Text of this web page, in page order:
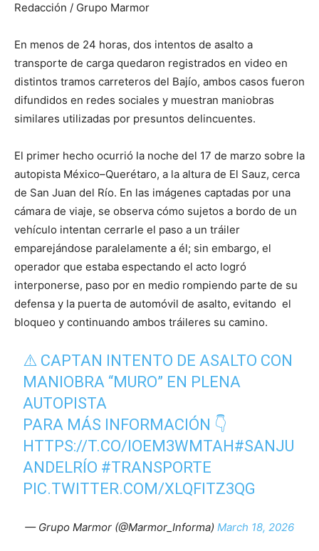
Redacción / Grupo Marmor
En menos de 24 horas, dos intentos de asalto a
transporte de carga quedaron registrados en video en
distintos tramos carreteros del Bajío, ambos casos fueron
difundidos en redes sociales y muestran maniobras
similares utilizadas por presuntos delincuentes.
El primer hecho ocurrió la noche del 17 de marzo sobre la
autopista México–Querétaro, a la altura de El Sauz, cerca
de San Juan del Río. En las imágenes captadas por una
cámara de viaje, se observa cómo sujetos a bordo de un
vehículo intentan cerrarle el paso a un tráiler
emparejándose paralelamente a él; sin embargo, el
operador que estaba espectando el acto logró
interponerse, paso por en medio rompiendo parte de su
defensa y la puerta de automóvil de asalto, evitando el
bloqueo y continuando ambos tráileres su camino.
⚠️ CAPTAN INTENTO DE ASALTO CON
MANIOBRA “MURO” EN PLENA
AUTOPISTA
PARA MÁS INFORMACIÓN 👇
HTTPS://T.CO/IOEM3WMTAH #SANJU
ANDELRÍO #TRANSPORTE
PIC.TWITTER.COM/XLQFITZ3QG
— Grupo Marmor (@Marmor_Informa) March 18, 2026